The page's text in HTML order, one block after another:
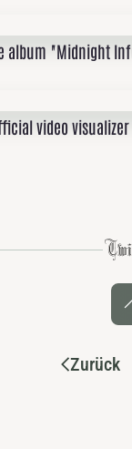
album "Midnight
video visualizer
Zurück